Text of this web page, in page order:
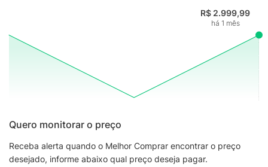
R$ 2.999,99
há 1 mês
Quero monitorar o preço
Receba alerta quando o Melhor Comprar encontrar o preço
desejado, informe abaixo qual preço deseja pagar.